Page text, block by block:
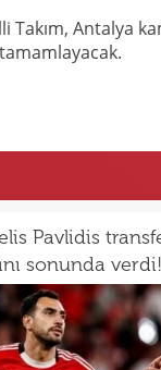
Takım, Antalya
Pavlidis
sonunda verdi!